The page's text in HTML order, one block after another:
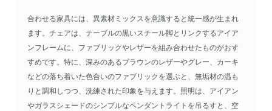
合わせる家具には、異素材ミックスを意識すると統一感が生まれ
ます。チェアは、テーブルの黒いスチール脚とリンクするアイア
ンフレームに、ファブリックやレザーを組み合わせたものがおす
すめです。特に、深みのあるブラウンのレザーやグレー、カーキ
などの落ち着いた色合いのファブリックを選ぶと、無垢材の温も
りと調和しつつ、洗練された印象を与えます。照明は、アイアン
やガラスシェードのシンプルなペンダントライトを吊るすと、空